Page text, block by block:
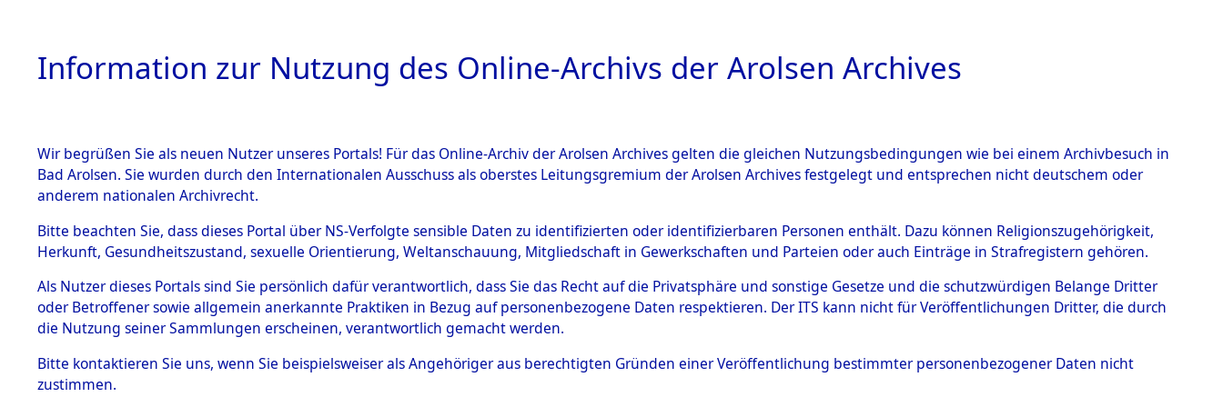
HOME BESTANDSBESCHREIBUNG ARCHIVALE ÜBERSICHT BILD
BESTÄNDE
Inhaftierungsdoku
mente
5. Verschiedenes
Todesmärsche
5.3.1 Alliierte
Ermittlungen zu den Orten Laaber - Löwenstein→0002
(84599488)→0006 (84599494)
0006 (84599494)
Information zur Nutzung des Online-Archivs der Arolsen Archives
Wir begrüßen Sie als neuen Nutzer unseres Portals! Für das Online-Archiv der Arolsen Archives gelten die gleichen Nutzungsbedingungen wie bei einem Archivbesuch in
Bad Arolsen. Sie wurden durch den Internationalen Ausschuss als oberstes Leitungsgremium der Arolsen Archives festgelegt und entsprechen nicht deutschem oder
anderem nationalen Archivrecht.
Bitte beachten Sie, dass dieses Portal über NS-Verfolgte sensible Daten zu identifizierten oder identifizierbaren Personen enthält. Dazu können Religionszugehörigkeit,
Herkunft, Gesundheitszustand, sexuelle Orientierung, Weltanschauung, Mitgliedschaft in Gewerkschaften und Parteien oder auch Einträge in Strafregistern gehören.
Als Nutzer dieses Portals sind Sie persönlich dafür verantwortlich, dass Sie das Recht auf die Privatsphäre und sonstige Gesetze und die schutzwürdigen Belange Dritter
oder Betroffener sowie allgemein anerkannte Praktiken in Bezug auf personenbezogene Daten respektieren. Der ITS kann nicht für Veröffentlichungen Dritter, die durch
die Nutzung seiner Sammlungen erscheinen, verantwortlich gemacht werden.
Bitte kontaktieren Sie uns, wenn Sie beispielsweiser als Angehöriger aus berechtigten Gründen einer Veröffentlichung bestimmter personenbezogener Daten nicht
zustimmen.